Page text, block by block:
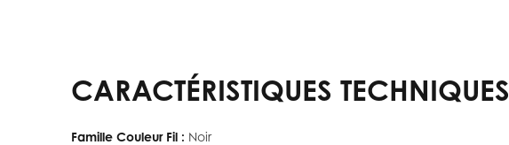
CARACTÉRISTIQUES TECHNIQUES
Famille Couleur Fil : Noir